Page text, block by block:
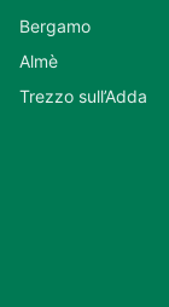
Bergamo
Almè
Trezzo sull’Adda